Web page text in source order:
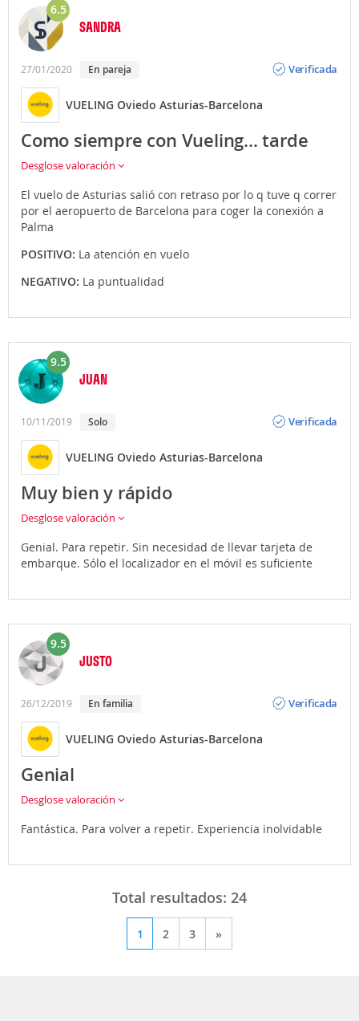
6.5
SANDRA
27/01/2020 En pareja
Verificada
VUELING Oviedo Asturias-Barcelona
Como siempre con Vueling... tarde
Desglose valoración
El vuelo de Asturias salió con retraso por lo q tuve q correr
por el aeropuerto de Barcelona para coger la conexión a
Palma
POSITIVO: La atención en vuelo
NEGATIVO: La puntualidad
9.5
JUAN
10/11/2019 Solo
Verificada
VUELING Oviedo Asturias-Barcelona
Muy bien y rápido
Desglose valoración
Genial. Para repetir. Sin necesidad de llevar tarjeta de
embarque. Sólo el localizador en el móvil es suficiente
9.5
JUSTO
26/12/2019 En familia
Verificada
VUELING Oviedo Asturias-Barcelona
Genial
Desglose valoración
Fantástica. Para volver a repetir. Experiencia inolvidable
Total resultados: 24
1 2 3 »